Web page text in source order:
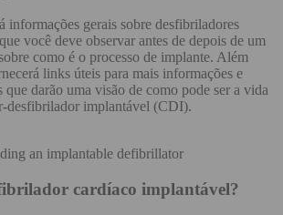
informações gerais sobre desfibriladores
você deve observar antes de depois de um
como é o processo de implante. Além
links úteis para mais informações e
que darão uma visão de como pode ser a vida
desfibrilador implantável (CDI).
cardíaco implantável?